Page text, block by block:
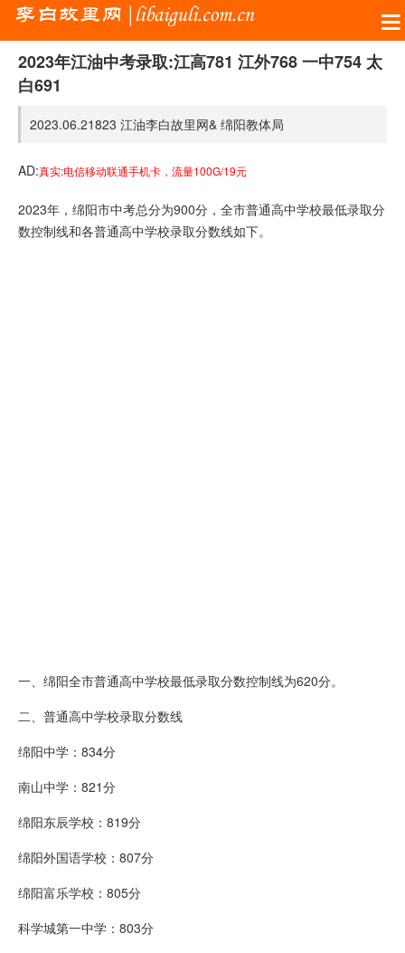
2023年江油中考录取:江高781 江外768 一中754 太
白691
2023.06.21823 江油李白故里网& 绵阳教体局
AD:真实:电信移动联通手机卡，流量100G/19元
2023年，绵阳市中考总分为900分，全市普通高中学校最低录取分
数控制线和各普通高中学校录取分数线如下。
一、绵阳全市普通高中学校最低录取分数控制线为620分。
二、普通高中学校录取分数线
绵阳中学：834分
南山中学：821分
绵阳东辰学校：819分
绵阳外国语学校：807分
绵阳富乐学校：805分
科学城第一中学：803分